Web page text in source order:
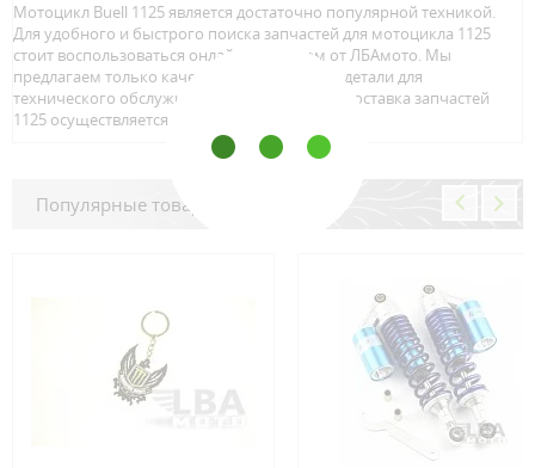
Мотоцикл Buell 1125 является достаточно популярной техникой.
Для удобного и быстрого поиска запчастей для мотоцикла 1125
стоит воспользоваться онлайн каталогом от ЛБАмото. Мы
предлагаем только качественный тюнинг и детали для
технического обслуживание вашего байка. Доставка запчастей
1125 осуществляется по всей Росcии.
Популярные товары